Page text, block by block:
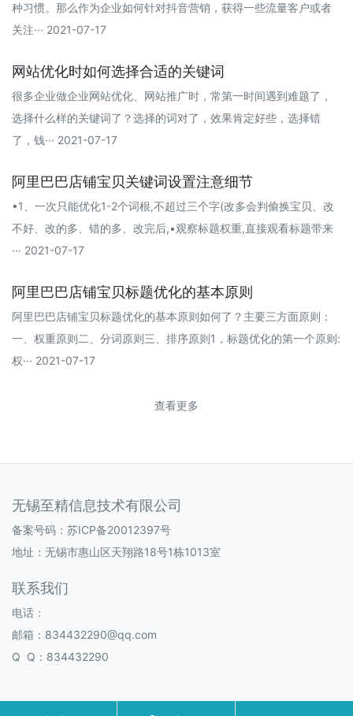
种习惯。那么作为企业如何针对抖音营销，获得一些流量客户或者
关注··· 2021-07-17
网站优化时如何选择合适的关键词
很多企业做企业网站优化、网站推广时，常第一时间遇到难题了，
选择什么样的关键词了？选择的词对了，效果肯定好些，选择错
了，钱··· 2021-07-17
阿里巴巴店铺宝贝关键词设置注意细节
•1、一次只能优化1-2个词根,不超过三个字(改多会判偷换宝贝、改
不好、改的多、错的多、改完后,•观察标题权重,直接观看标题带来
··· 2021-07-17
阿里巴巴店铺宝贝标题优化的基本原则
阿里巴巴店铺宝贝标题优化的基本原则如何了？主要三方面原则：
一、权重原则二、分词原则三、排序原则1，标题优化的第一个原则:
权··· 2021-07-17
查看更多
无锡至精信息技术有限公司
备案号码： 苏ICP备20012397号
地址：无锡市惠山区天翔路18号1栋1013室
联系我们
电话：
邮箱：834432290@qq.com
Q Q：834432290